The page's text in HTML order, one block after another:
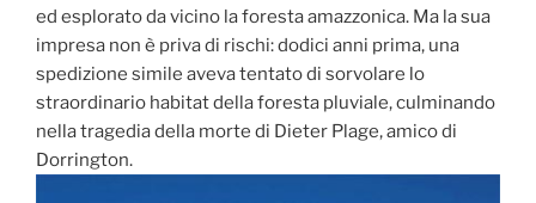
ed esplorato da vicino la foresta amazzonica. Ma la sua
impresa non è priva di rischi: dodici anni prima, una
spedizione simile aveva tentato di sorvolare lo
straordinario habitat della foresta pluviale, culminando
nella tragedia della morte di Dieter Plage, amico di
Dorrington.